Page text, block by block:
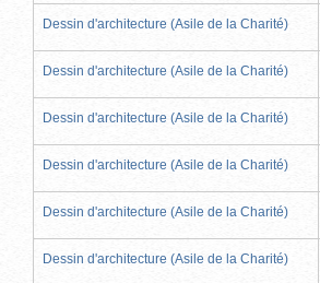
Dessin d'architecture (Asile de la Charité)
Dessin d'architecture (Asile de la Charité)
Dessin d'architecture (Asile de la Charité)
Dessin d'architecture (Asile de la Charité)
Dessin d'architecture (Asile de la Charité)
Dessin d'architecture (Asile de la Charité)